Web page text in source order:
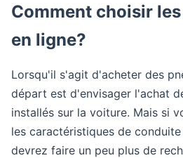
Comment choisir
en ligne?
Lorsqu'il s'agit d'acheter des
départ est d'envisager l'achat
installés sur la voiture. Mais si
les caractéristiques de
devrez faire un peu plus de